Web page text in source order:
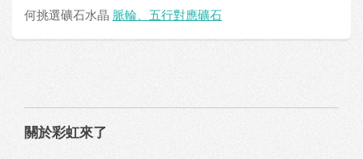
何挑選礦石水晶 脈輪、五行對應礦石
關於彩虹來了